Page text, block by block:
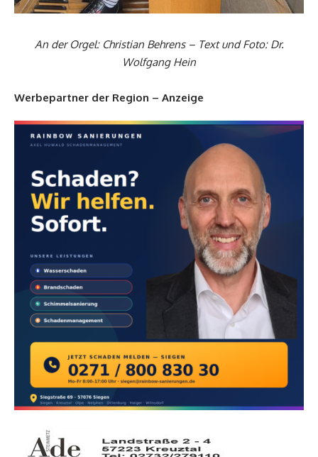
An der Orgel: Christian Behrens – Text und Foto: Dr.
Wolfgang Hein
Werbepartner der Region – Anzeige